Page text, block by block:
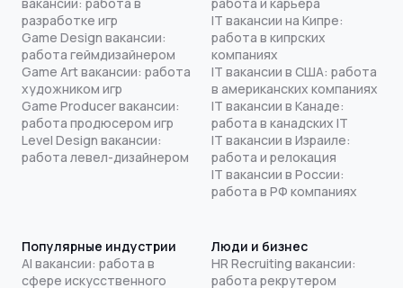
разработке игр
Game Design вакансии:
работа геймдизайнером
Game Art вакансии: работа
художником игр
Game Producer вакансии:
работа продюсером игр
Level Design вакансии:
работа левел-дизайнером
IT вакансии на Кипре:
работа в кипрских
компаниях
IT вакансии в США: работа
в американских компаниях
IT вакансии в Канаде:
работа в канадских IT
IT вакансии в Израиле:
работа и релокация
IT вакансии в России:
работа в РФ компаниях
Популярные индустрии
AI вакансии: работа в
сфере искусственного
Люди и бизнес
HR Recruiting вакансии:
работа рекрутером